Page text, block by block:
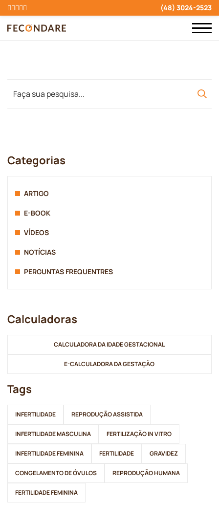
(48) 3024-2523
Categorias
ARTIGO
E-BOOK
VÍDEOS
NOTÍCIAS
PERGUNTAS FREQUENTRES
Tags
INFERTILIDADE REPRODUÇÃO ASSISTIDA
INFERTILIDADE MASCULINA FERTILIZAÇÃO IN VITRO
INFERTILIDADE FEMININA FERTILIDADE GRAVIDEZ
CONGELAMENTO DE ÓVULOS REPRODUÇÃO HUMANA
FERTILIDADE FEMININA
Calculadoras
CALCULADORA DA IDADE GESTACIONAL
E-CALCULADORA DA GESTAÇÃO